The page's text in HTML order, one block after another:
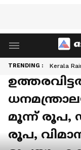
TRENDING : Kerala
മൂന്ന് രൂപ,
രൂപ,